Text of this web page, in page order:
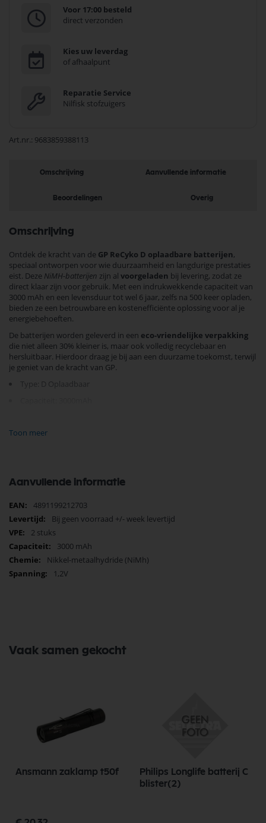
Voor 17:00 besteld
direct verzonden
Kies uw leverdag
of afhaalpunt
Reparatie Service
Nilfisk stofzuigers
Art.nr. 9683859388113
Omschrijving Aanvullende informatie
Beoordelingen Overig
Omschrijving
Ontdek de kracht van de GP ReCyko D oplaadbare batterijen,
speciaal ontworpen voor wie duurzaamheid en langdurige prestaties
eist. Deze NiMH-batterijen zijn al voorgeladen bij levering, zodat ze
direct klaar zijn voor gebruik. Met een indrukwekkende capaciteit van
3000 mAh en een levensduur tot wel 6 jaar, zelfs na 500 keer opladen,
bieden ze een betrouwbare en kostenefficiënte oplossing voor al je
energiebehoeften.
De batterijen worden geleverd in een eco-vriendelijke verpakking
die niet alleen 30% kleiner is, maar ook volledig recyclebaar en
hersluitbaar. Hierdoor draag je bij aan een duurzame toekomst, terwijl
je geniet van de kracht van GP.
Type: D Oplaadbaar
Diameter: 34.5 mm, Hoogte: 61.5 mm
Besluit je energieverbruik te optimaliseren en bestel vandaag nog deze
duurzame batterijen. Ervaar de voordelen van een product dat
Toon meer
Aanvullende informatie
Meer
informatie
4891199212703
Bij geen voorraad +/- week levertijd
2 stuks
3000 mAh
Nikkel-metaalhydride (NiMh)
1,2V
Vaak samen gekocht
Ansmann zaklamp t50f
Philips Longlife batterij C
blister(2)